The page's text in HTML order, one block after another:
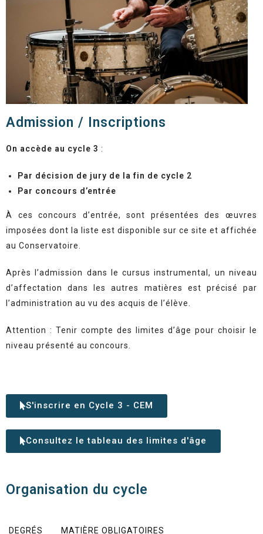
Admission / Inscriptions
On accède au cycle 3 :
Par décision de jury de la fin de cycle 2
Par concours d’entrée
À ces concours d’entrée, sont présentées des œuvres
imposées dont la liste est disponible sur ce site et affichée
au Conservatoire.
Après l’admission dans le cursus instrumental, un niveau
d’affectation dans les autres matières est précisé par
l’administration au vu des acquis de l’élève.
Attention : Tenir compte des limites d’âge pour choisir le
niveau présenté au concours.
S'inscrire en Cycle 3 - CEM
Consultez le tableau des limites d'âge
Organisation du cycle
DEGRÉS MATIÈRE OBLIGATOIRES